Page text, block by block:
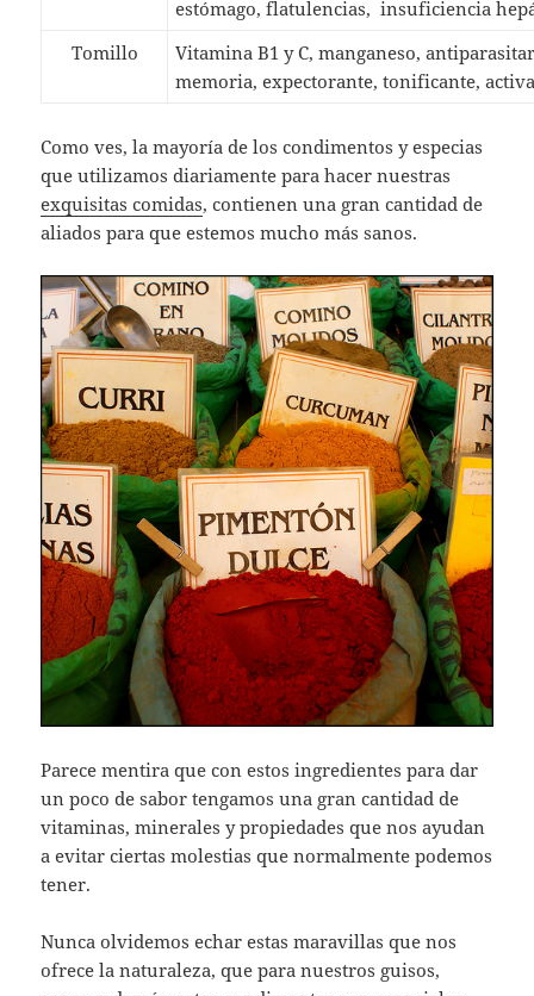
estómago, flatulencias, insuficiencia
Tomillo
Vitamina B1 y C, manganeso,
memoria, expectorante, tonificante,
Como ves, la mayoría de los condimentos y especias
que utilizamos diariamente para hacer nuestras
exquisitas comidas, contienen una gran cantidad de
aliados para que estemos mucho más sanos.
Parece mentira que con estos ingredientes para dar
un poco de sabor tengamos una gran cantidad de
vitaminas, minerales y propiedades que nos ayudan
a evitar ciertas molestias que normalmente podemos
tener.
Nunca olvidemos echar estas maravillas que nos
ofrece la naturaleza, que para nuestros guisos,